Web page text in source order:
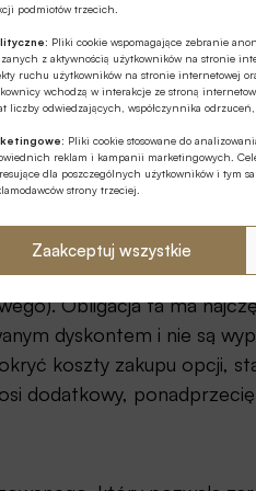
podmiotów trzecich.
Pliki cookie wspomagające zebranie
z aktywnością użytkowników na stronie
ruchu użytkowników na stronie internetowej
wchodzą w interakcje ze stroną
liczby odwiedzających, współczynnika
Pliki cookie stosowane do
reklam i kampanii marketingowych.
dla poszczególnych użytkowników i tym
strony trzeciej.
Zaakceptuj wszystkie
do końca nie wiemy,
przeciwnie. Przy
działa.
samemu, o ile
potrzebna jest też spora
jest na ogół jednolita
opcyjnego. Ale
bo może mieć ona
Obligacja ta ma
dyskontem i nie są
koszty zakupu opcji,
dodatkowy,